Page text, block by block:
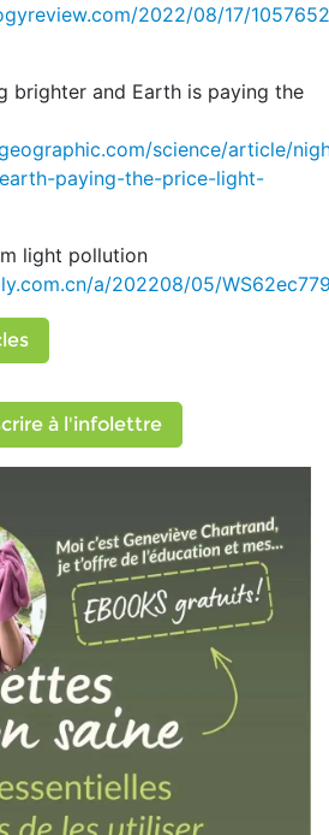
2022/08/17/
brighter and Earth is paying the
science/article/
paying-the-price-light-
light pollution
a/202208/05/
à l'infolettre